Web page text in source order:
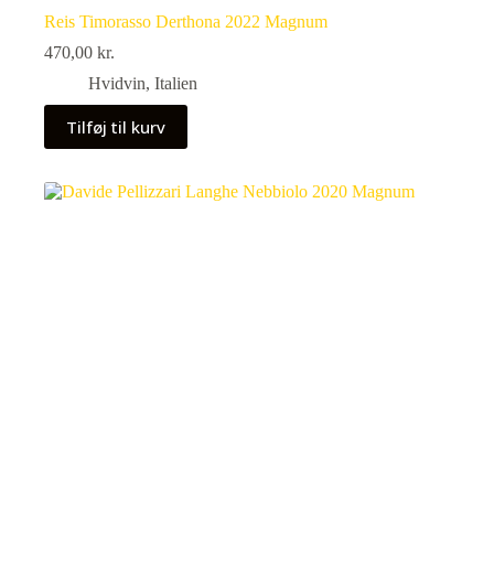
Reis Timorasso Derthona 2022 Magnum
470,00 kr.
Hvidvin, Italien
Tilføj til kurv